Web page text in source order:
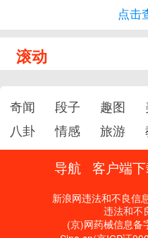
点击
滚动
奇闻 段子 趣图
八卦
情感 旅游
导航 客户端
新浪网违法和不良信
违法和不
(京)网药械信息备